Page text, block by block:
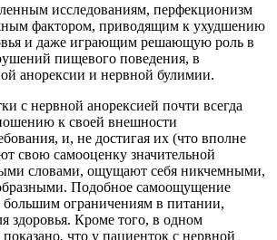
исследованиям, перфекционизм
фактором, приводящим к ухудшению
и даже играющим решающую роль в
пищевого поведения, в
анорексии и нервной булимии.
с нервной анорексией почти всегда
к своей внешности
и, не достигая их (что вполне
свою самооценку значительной
словами, ощущают себя никчемными,
Подобное самоощущение
ограничениям в питании,
здоровья. Кроме того, в одном
что у пациенток с нервной